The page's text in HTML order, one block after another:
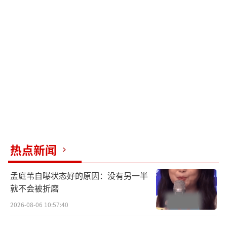
热点新闻
孟庭苇自曝状态好的原因：没有另一半
就不会被折磨
2026-08-06 10:57:40